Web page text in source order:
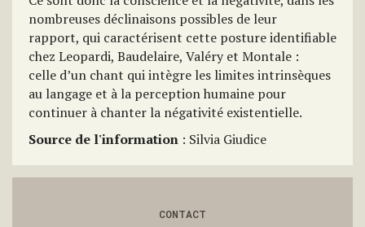
nombreuses déclinaisons possibles de leur
rapport, qui caractérisent cette posture identifiable
chez Leopardi, Baudelaire, Valéry et Montale :
celle d’un chant qui intègre les limites intrinsèques
au langage et à la perception humaine pour
continuer à chanter la négativité existentielle.
Source de l'information : Silvia Giudice
CONTACT